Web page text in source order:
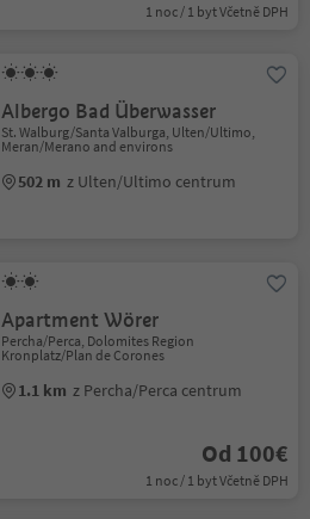
1 noc / 1 byt Včetně DPH
Albergo Bad Überwasser
St. Walburg/Santa Valburga, Ulten/Ultimo,
Meran/Merano and environs
502 m z Ulten/Ultimo centrum
Apartment Wörer
Percha/Perca, Dolomites Region
Kronplatz/Plan de Corones
1.1 km z Percha/Perca centrum
Od 100€
1 noc / 1 byt Včetně DPH